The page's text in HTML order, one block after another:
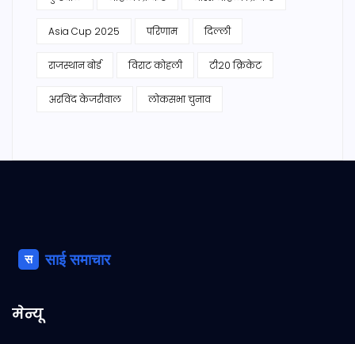
Asia Cup 2025 परिणाम दिल्ली
राजस्थान बोर्ड विराट कोहली टी20 क्रिकेट
अरविंद केजरीवाल लोकसभा चुनाव
मेन्यू